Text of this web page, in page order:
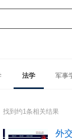
法学 军事
找到约1条相关结果
外